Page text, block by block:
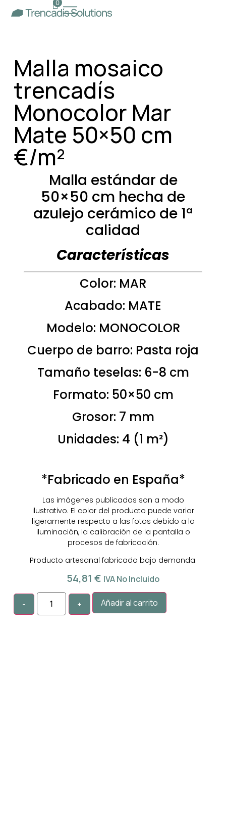
0
Malla mosaico
trencadís
Monocolor Mar
Mate 50×50 cm
€/m²
Malla estándar de
50×50 cm hecha de
azulejo cerámico de 1ª
calidad
Características
Color: MAR
Acabado: MATE
Modelo: MONOCOLOR
Cuerpo de barro: Pasta roja
Tamaño teselas: 6-8 cm
Formato: 50×50 cm
Grosor: 7 mm
Unidades: 4 (1 m²)
*Fabricado en España*
Las imágenes publicadas son a modo
ilustrativo. El color del producto puede variar
ligeramente respecto a las fotos debido a la
iluminación, la calibración de la pantalla o
procesos de fabricación.
Producto artesanal fabricado bajo demanda.
54,81 € IVA No Incluido
Añadir al carrito